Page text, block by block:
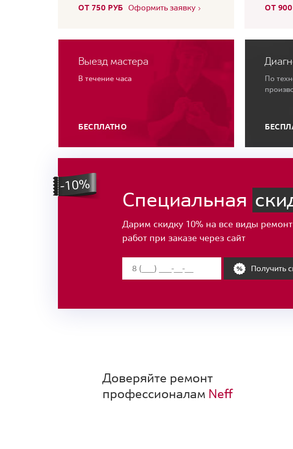
ОТ 750 РУБ Оформить заявку ОТ
Выезд мастера
В течение часа
БЕСПЛАТНО
По
Специальная
Дарим скидку 10% на все виды
работ при заказе через сайт
Получить
Доверяйте ремонт
профессионалам Neff